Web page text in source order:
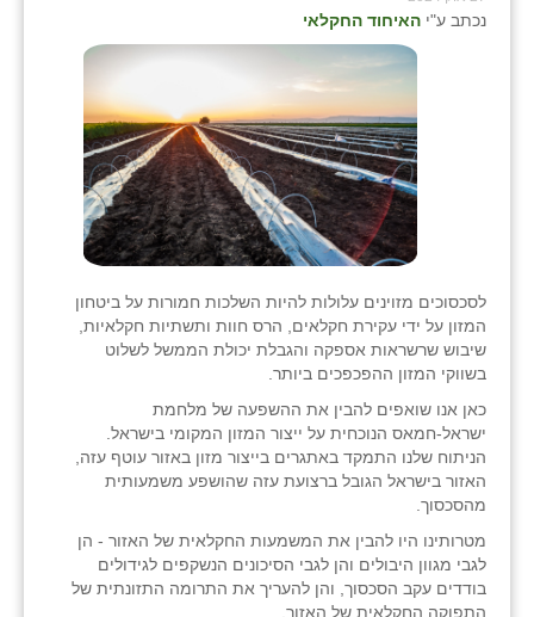
נכתב ע"י האיחוד החקלאי
לסכסוכים מזוינים עלולות להיות השלכות חמורות על ביטחון
המזון על ידי עקירת חקלאים, הרס חוות ותשתיות חקלאיות,
שיבוש שרשראות אספקה ​​והגבלת יכולת הממשל לשלוט
בשווקי המזון ההפכפכים ביותר.
כאן אנו שואפים להבין את ההשפעה של מלחמת
ישראל-חמאס הנוכחית על ייצור המזון המקומי בישראל.
הניתוח שלנו התמקד באתגרים בייצור מזון באזור עוטף עזה,
האזור בישראל הגובל ברצועת עזה שהושפע משמעותית
מהסכסוך.
מטרותינו היו להבין את המשמעות החקלאית של האזור - הן
לגבי מגוון היבולים והן לגבי הסיכונים הנשקפים לגידולים
בודדים עקב הסכסוך, והן להעריך את התרומה התזונתית של
התפוקה החקלאית של האזור.